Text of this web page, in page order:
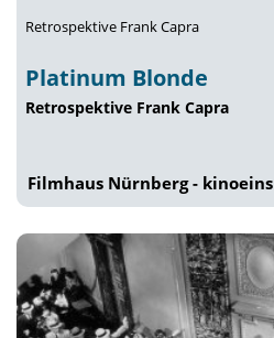
Retrospektive Frank Capra
Platinum Blonde
Retrospektive Frank Capra
Filmhaus Nürnberg - kinoeins